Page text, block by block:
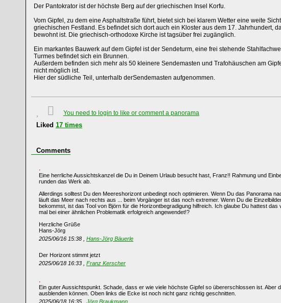
Der Pantokrator ist der höchste Berg auf der griechischen Insel Korfu.
Vom Gipfel, zu dem eine Asphaltstraße führt, bietet sich bei klarem Wetter eine weite
griechischen Festland. Es befindet sich dort auch ein Kloster aus dem 17. Jahrhundert,
bewohnt ist. Die griechisch-orthodoxe Kirche ist tagsüber frei zugänglich.
Ein markantes Bauwerk auf dem Gipfel ist der Sendeturm, eine frei stehende
Turmes befindet sich ein Brunnen.
Außerdem befinden sich mehr als 50 kleinere Sendemasten und Trafohäuschen am
nicht möglich ist.
Hier der südliche Teil, unterhalb derSendemasten aufgenommen.
You need to login to like or comment a panorama
Liked 17 times
Comments
Eine herrliche Aussichtskanzel die Du in Deinem Urlaub besucht hast, Franz!! Rahmung und
runden das Werk ab.
Allerdings solltest Du den Meereshorizont unbedingt noch optimieren. Wenn Du das Panorama
läuft das Meer nach rechts aus ... beim Vorgänger ist das noch extremer. Wenn Du die
bekommst, ist das Tool von Björn für die Horizontbegradigung hilfreich. Ich glaube Du hattest
mal bei einer ähnlichen Problematik erfolgreich angewendet!?
Herzliche Grüße
Hans-Jörg
2025/06/16 15:38 , Hans-Jörg Bäuerle
Der Horizont stimmt jetzt
2025/06/18 16:33 , Franz Kerscher
Ein guter Aussichtspunkt. Schade, dass er wie viele höchste Gipfel so übererschlossen ist. Aber
ausblenden können. Oben links die Ecke ist noch nicht ganz richtig geschnitten.
2025/06/18 16:35 , Jörg Braukmann